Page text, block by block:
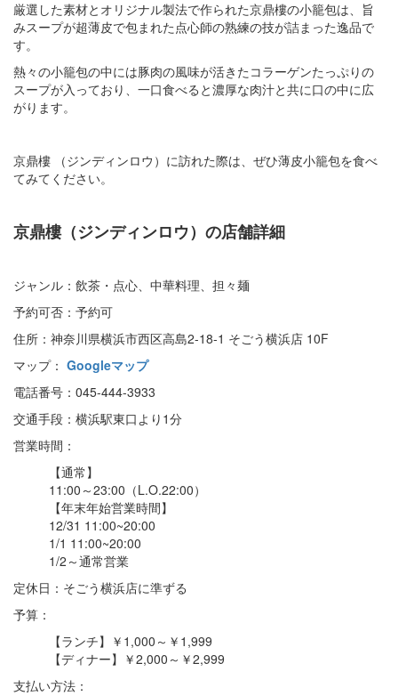
厳選した素材とオリジナル製法で作られた京鼎樓の小籠包は、旨
みスープが超薄皮で包まれた点心師の熟練の技が詰まった逸品で
す。
熱々の小籠包の中には豚肉の風味が活きたコラーゲンたっぷりの
スープが入っており、一口食べると濃厚な肉汁と共に口の中に広
がります。
京鼎樓 （ジンディンロウ）に訪れた際は、ぜひ薄皮小籠包を食べ
てみてください。
京鼎樓（ジンディンロウ）の店舗詳細
ジャンル：飲茶・点心、中華料理、担々麺
予約可否：予約可
住所：神奈川県横浜市西区高島2-18-1 そごう横浜店 10F
マップ： Googleマップ
電話番号：045-444-3933
交通手段：横浜駅東口より1分
営業時間：
【通常】
11:00～23:00（L.O.22:00）
【年末年始営業時間】
12/31 11:00~20:00
1/1 11:00~20:00
1/2～通常営業
定休日：そごう横浜店に準ずる
予算：
【ランチ】￥1,000～￥1,999
【ディナー】￥2,000～￥2,999
支払い方法：